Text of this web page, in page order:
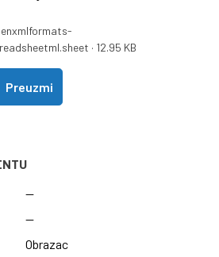
· 12.95 KB
Preuzmi
—
—
Obrazac